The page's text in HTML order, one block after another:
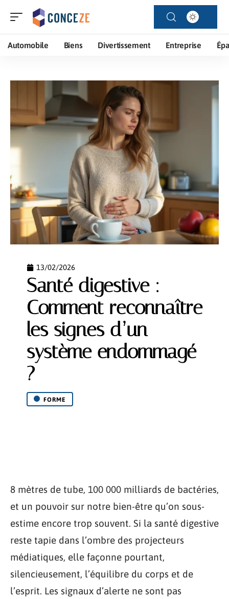
Automobile Biens Divertissement Entreprise
13/02/2026
Santé digestive :
Comment reconnaître
les signes d’un
système endommagé
?
FORME
8 mètres de tube, 100 000 milliards de bactéries,
et un pouvoir sur notre bien-être qu’on sous-
estime encore trop souvent. Si la santé digestive
reste tapie dans l’ombre des projecteurs
médiatiques, elle façonne pourtant,
silencieusement, l’équilibre du corps et de
l’esprit. Les signaux d’alerte ne sont pas